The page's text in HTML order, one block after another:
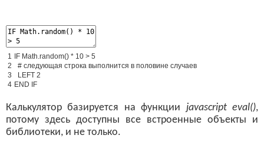
1
2
3
4
IF Math random() * 10 > 5
# следующая строка выполнится в половине случаев
LEFT 2
END IF
Калькулятор базируется на функции javascript eval(),
потому здесь доступны все встроенные объекты и
библиотеки, и не только.